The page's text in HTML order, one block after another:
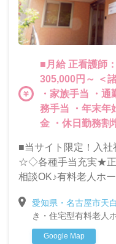
■月給 正看護師
305,000円～ ＜諸手当＞ ・資格手当 ・住宅手当
・家族手当 ・
務手当 ・年末年
金 ・休日勤務割増
■当サイト限定！入
☆◇各種手当充実★正
相談OK♪有料老人ホ
愛知県・名古屋市天
き・住宅型有料老人
Google Map